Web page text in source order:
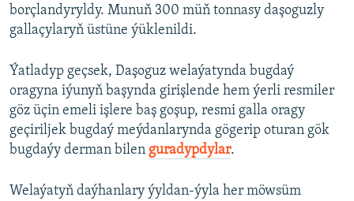
borçlandyryldy. Munuň 300 müň tonnasy daşoguzly
gallaçylaryň üstüne ýüklenildi.
Ýatladyp geçsek, Daşoguz welaýatynda bugdaý
oragyna iýunyň başynda girişlende hem ýerli resmiler
göz üçin emeli işlere baş goşup, resmi galla oragy
geçiriljek bugdaý meýdanlarynda gögerip oturan gök
bugdaýy derman bilen guradypdylar.
Welaýatyň daýhanlary ýyldan-ýyla her möwsüm